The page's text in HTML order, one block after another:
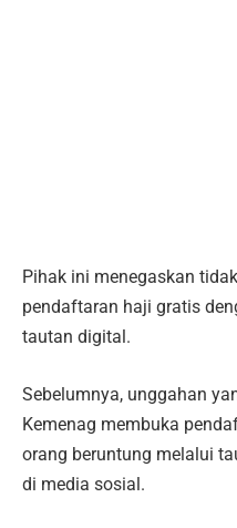
Pihak ini menegaskan
pendaftaran haji gratis
tautan digital.
Sebelumnya, unggahan
Kemenag membuka
orang beruntung melalui
di media sosial.